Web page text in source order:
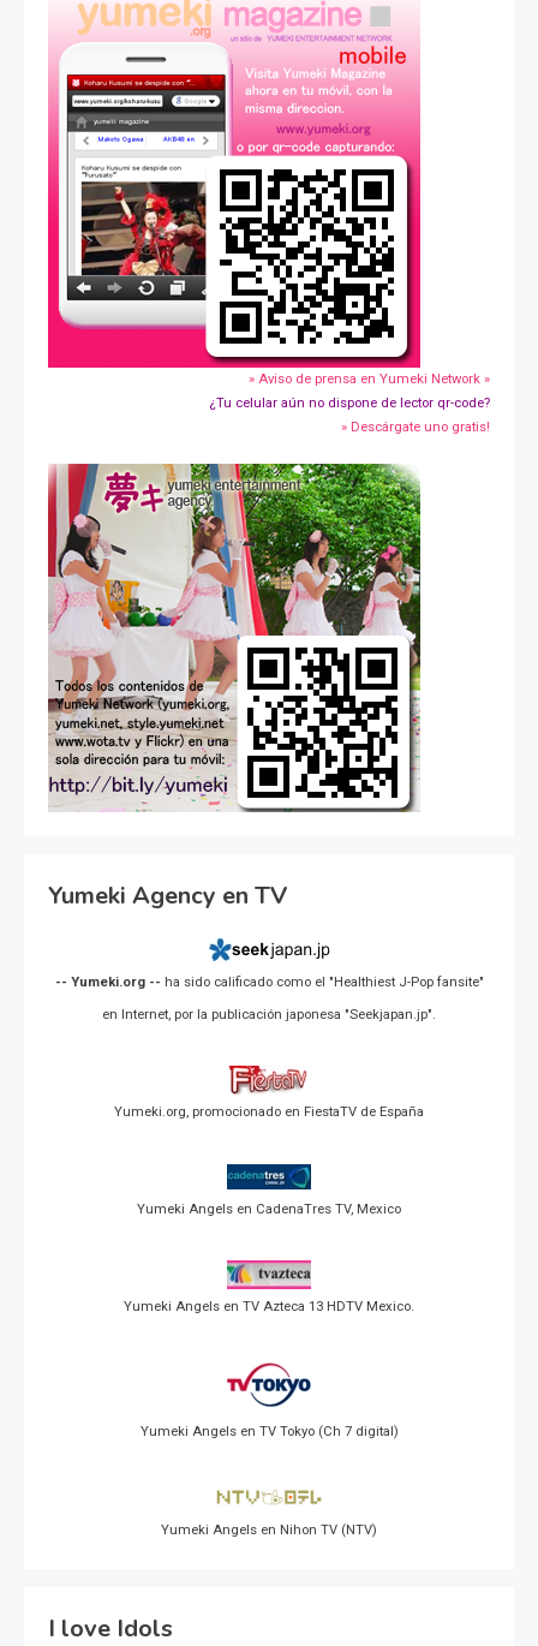
» Aviso de prensa en Yumeki Network »
¿Tu celular aún no dispone de lector qr-code?
» Descárgate uno gratis!
Yumeki Agency en TV
-- Yumeki.org -- ha sido calificado como el "Healthiest J-Pop fansite"
en Internet, por la publicación japonesa "Seekjapan.jp".
Yumeki.org, promocionado en FiestaTV de España
Yumeki Angels en CadenaTres TV, Mexico
Yumeki Angels en TV Azteca 13 HDTV Mexico.
Yumeki Angels en TV Tokyo (Ch 7 digital)
Yumeki Angels en Nihon TV (NTV)
I love Idols